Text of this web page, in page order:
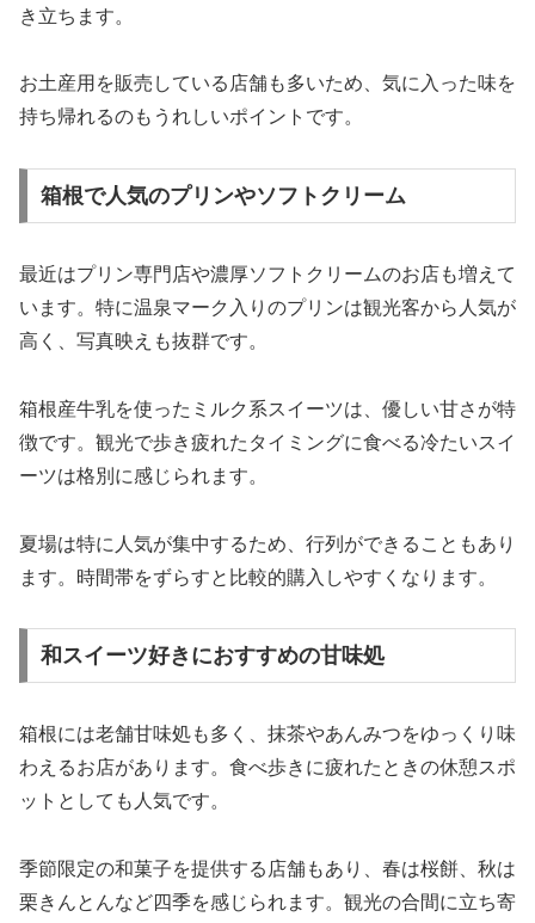
き立ちます。
お土産用を販売している店舗も多いため、気に入った味を
持ち帰れるのもうれしいポイントです。
箱根で人気のプリンやソフトクリーム
最近はプリン専門店や濃厚ソフトクリームのお店も増えて
います。特に温泉マーク入りのプリンは観光客から人気が
高く、写真映えも抜群です。
箱根産牛乳を使ったミルク系スイーツは、優しい甘さが特
徴です。観光で歩き疲れたタイミングに食べる冷たいスイ
ーツは格別に感じられます。
夏場は特に人気が集中するため、行列ができることもあり
ます。時間帯をずらすと比較的購入しやすくなります。
和スイーツ好きにおすすめの甘味処
箱根には老舗甘味処も多く、抹茶やあんみつをゆっくり味
わえるお店があります。食べ歩きに疲れたときの休憩スポ
ットとしても人気です。
季節限定の和菓子を提供する店舗もあり、春は桜餅、秋は
栗きんとんなど四季を感じられます。観光の合間に立ち寄